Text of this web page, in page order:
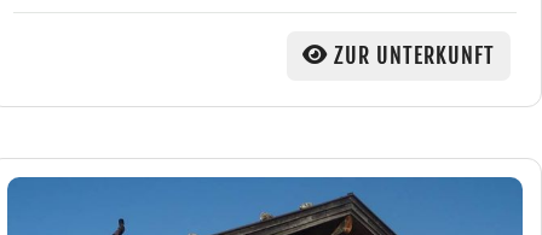
ZUR UNTERKUNFT